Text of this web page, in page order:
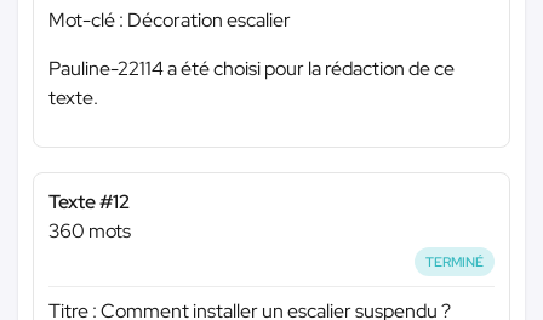
Mot-clé : Décoration escalier
Pauline-22114 a été choisi pour la rédaction de ce
texte.
Texte #12
360 mots
TERMINÉ
Titre : Comment installer un escalier suspendu ?